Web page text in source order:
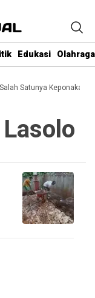
Edukasi Olahraga
Satunya Keponakan